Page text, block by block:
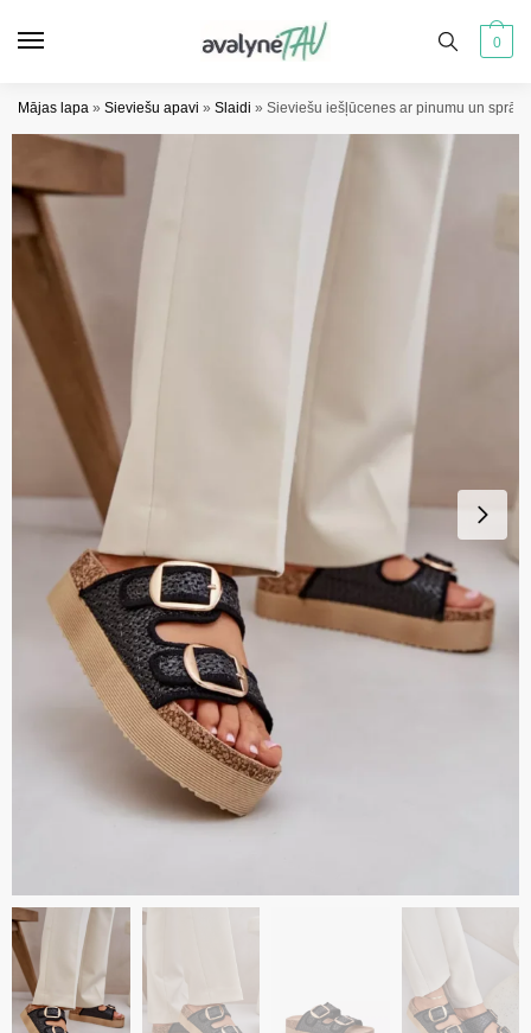
0
Mājas lapa » Sieviešu apavi » Slaidi » Sieviešu iešļūcenes ar pinumu un